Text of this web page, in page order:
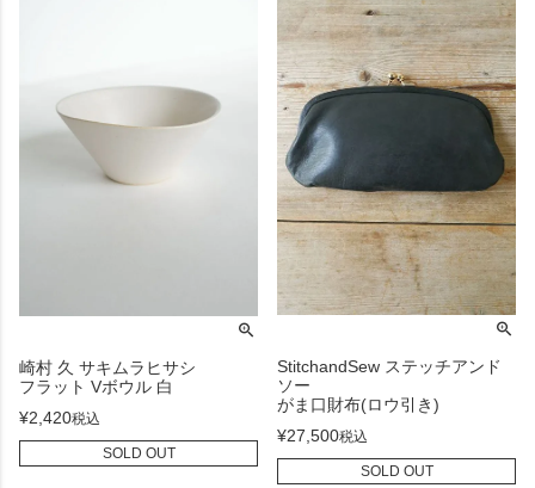
崎村 久 サキムラヒサシ
フラット Vボウル 白
¥2,420税込
SOLD OUT
StitchandSew ステッチアンド
ソー
がま口財布(ロウ引き)
¥27,500税込
SOLD OUT